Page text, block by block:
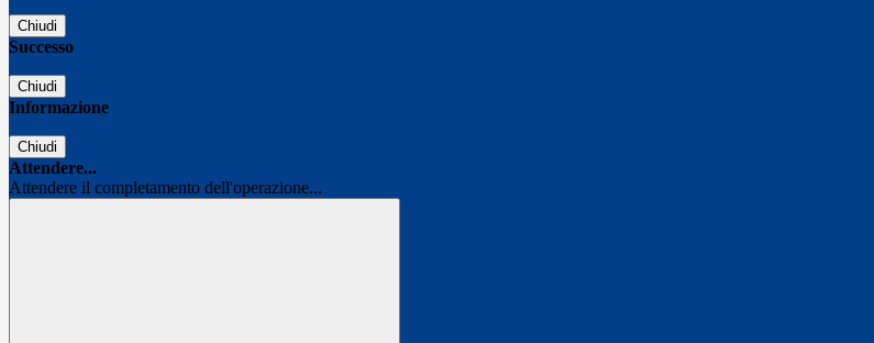
Chiudi
Successo
Chiudi
Informazione
Chiudi
Attendere...
Attendere il completamento dell'operazione...